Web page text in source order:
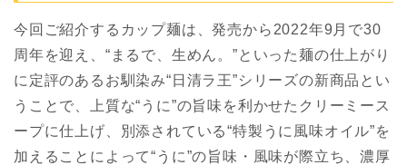
今回ご紹介するカップ麺は、発売から2022年9月で30
周年を迎え、“まるで、生めん。”といった麺の仕上がり
に定評のあるお馴染み“日清ラ王”シリーズの新商品とい
うことで、上質な“うに”の旨味を利かせたクリーミース
ープに仕上げ、別添されている“特製うに風味オイル”を
加えることによって“うに”の旨味・風味が際立ち、濃厚